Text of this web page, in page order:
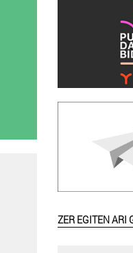
ZER EGITEN ARI